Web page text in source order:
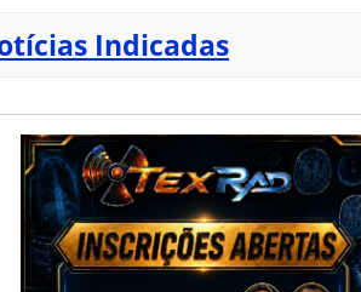
Indicadas